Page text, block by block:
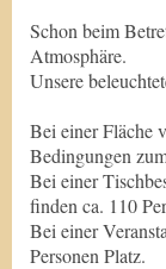
Schon beim
Atmosphäre.
Unsere
Bei einer Fläche
Bedingungen
Bei einer
finden ca. 110
Bei einer
Personen Platz.